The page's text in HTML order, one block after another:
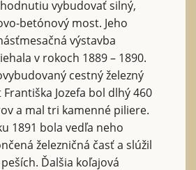
vybudovať silný,
betónový most. Jeho
výstavba
v rokoch 1889 – 1890.
cestný železný
Františka Jozefa bol dlhý 460
a mal tri kamenné piliere.
1891 bola vedľa neho
železničná časť a slúžil
Ďalšia koľajová